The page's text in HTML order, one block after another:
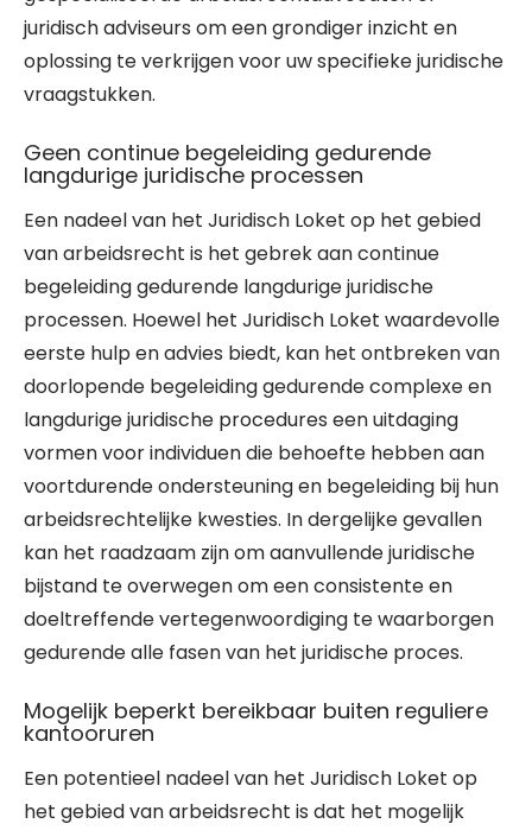
juridisch adviseurs om een grondiger inzicht en
oplossing te verkrijgen voor uw specifieke juridische
vraagstukken.
Geen continue begeleiding gedurende
langdurige juridische processen
Een nadeel van het Juridisch Loket op het gebied
van arbeidsrecht is het gebrek aan continue
begeleiding gedurende langdurige juridische
processen. Hoewel het Juridisch Loket waardevolle
eerste hulp en advies biedt, kan het ontbreken van
doorlopende begeleiding gedurende complexe en
langdurige juridische procedures een uitdaging
vormen voor individuen die behoefte hebben aan
voortdurende ondersteuning en begeleiding bij hun
arbeidsrechtelijke kwesties. In dergelijke gevallen
kan het raadzaam zijn om aanvullende juridische
bijstand te overwegen om een consistente en
doeltreffende vertegenwoordiging te waarborgen
gedurende alle fasen van het juridische proces.
Mogelijk beperkt bereikbaar buiten reguliere
kantooruren
Een potentieel nadeel van het Juridisch Loket op
het gebied van arbeidsrecht is dat het mogelijk